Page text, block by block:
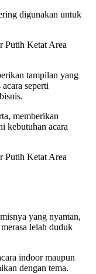
digunakan untuk
tampilan yang
seperti
memberikan
kebutuhan acara
yang nyaman,
lelah duduk
indoor maupun
dengan tema.